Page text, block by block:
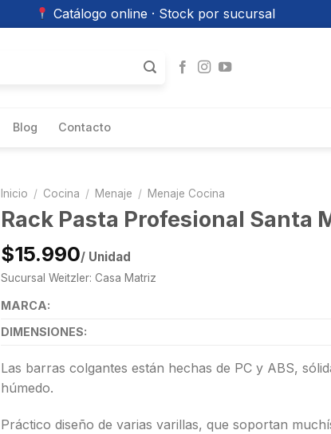
Catálogo online · Stock por sucursal
Blog Contacto
Inicio / Cocina / Menaje / Menaje Cocina
Rack Pasta Profesional Santa
$15.990/ Unidad
Sucursal Weitzler: Casa Matriz
MARCA:
DIMENSIONES:
Las barras colgantes están hechas de PC y ABS,
húmedo.
Práctico diseño de varias varillas, que soportan